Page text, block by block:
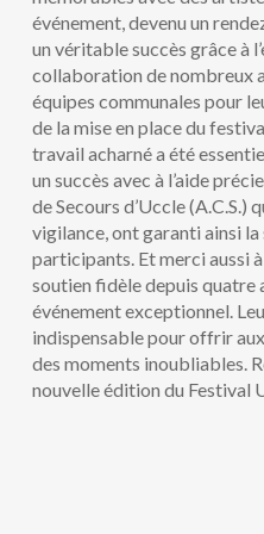
événement, devenu un
un véritable succès grâce à
collaboration de nombreux
équipes communales pour
de la mise en place du
travail acharné a été
un succès avec à l’aide
de Secours d’Uccle (A.C.S.)
vigilance, ont garanti ainsi
participants. Et merci aussi
soutien fidèle depuis quatre
événement exceptionnel.
indispensable pour offrir
des moments inoubliables.
nouvelle édition du Festival